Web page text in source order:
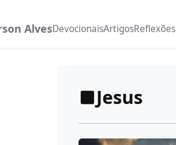
AlvesDevocionaisArtigosReflexões
Jesus